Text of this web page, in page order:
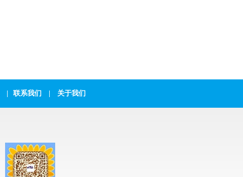
联系我们 关于我们